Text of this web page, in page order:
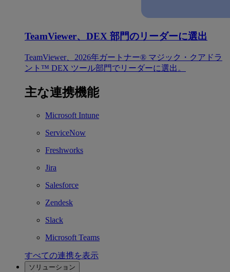
TeamViewer、DEX 部門のリーダーに選出
TeamViewer、2026年ガートナー® マジック・クアドラ
ント™ DEX ツール部門でリーダーに選出。
主な連携機能
Microsoft Intune
ServiceNow
Freshworks
Jira
Salesforce
Zendesk
Slack
Microsoft Teams
すべての連携を表示
ソリューション